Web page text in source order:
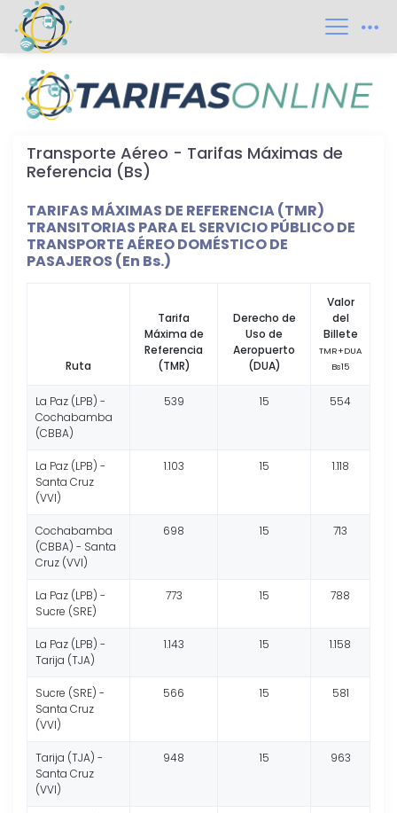
Transporte Aéreo - Tarifas Máximas de
Referencia (Bs)
TARIFAS MÁXIMAS DE REFERENCIA (TMR)
TRANSITORIAS PARA EL SERVICIO PÚBLICO DE
TRANSPORTE AÉREO DOMÉSTICO DE
PASAJEROS (En Bs.)
Ruta
Tarifa
Máxima de
Referencia
(TMR)
Derecho de
Uso de
Aeropuerto
(DUA)
Valor
del
Billete
TMR+DUA
Bs15
La Paz (LPB) -
Cochabamba
(CBBA)
539 15 554
La Paz (LPB) -
Santa Cruz
(VVI)
1.103 15 1.118
Cochabamba
(CBBA) - Santa
Cruz (VVI)
698 15 713
La Paz (LPB) -
Sucre (SRE)
773 15 788
La Paz (LPB) -
Tarija (TJA)
1.143 15 1.158
Sucre (SRE) -
Santa Cruz
(VVI)
566 15 581
Tarija (TJA) -
Santa Cruz
(VVI)
948 15 963